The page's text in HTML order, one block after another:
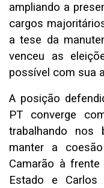
ampliando a
cargos
a tese da
venceu as
possível com sua
A posição
PT converge
trabalhando nos
manter a
Camarão à
Estado e Carlos